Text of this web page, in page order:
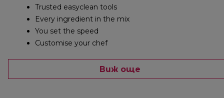
Trusted easyclean tools
Every ingredient in the mix
You set the speed
Customise your chef
Виж още